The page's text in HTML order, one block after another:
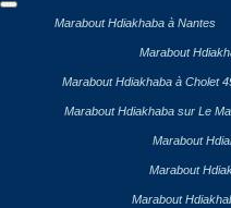
Marabout Hdiakhaba à Nantes
Marabout
Marabout Hdiakhaba à Cholet
Marabout Hdiakhaba sur Le
Marabout
Marabout
Marabout